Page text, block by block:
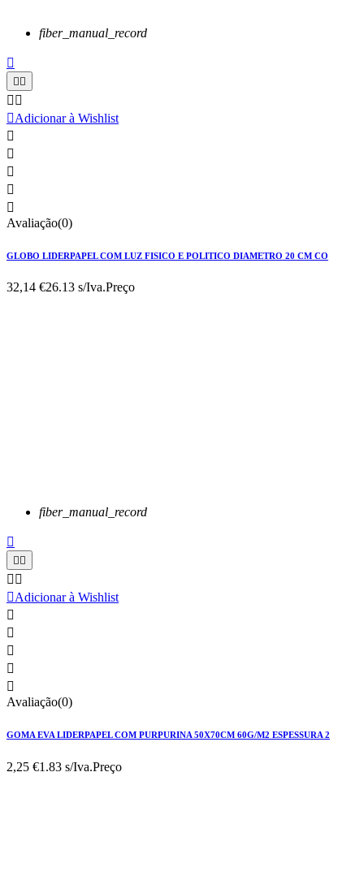
fiber_manual_record


 
Adicionar à Wishlist





Avaliação(0)
GLOBO LIDERPAPEL COM LUZ FISICO E POLITICO DIAMETRO 20 CM CO
32,14 €26.13 s/Iva.Preço
fiber_manual_record

 
 
Adicionar à Wishlist





Avaliação(0)
GOMA EVA LIDERPAPEL COM PURPURINA 50X70CM 60G/M2 ESPESSURA 2
2,25 €1.83 s/Iva.Preço